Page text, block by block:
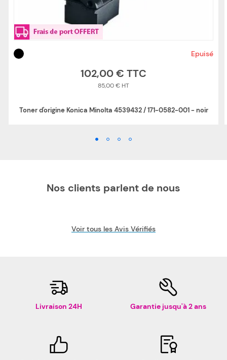
Epuisé
102,00 €
85,00 €
Toner d'origine Konica Minolta 4539432 / 171-0582-001 - noir
Nos clients parlent de nous
Voir tous les Avis Vérifiés
Livraison 24H Garantie jusqu'à 2 ans